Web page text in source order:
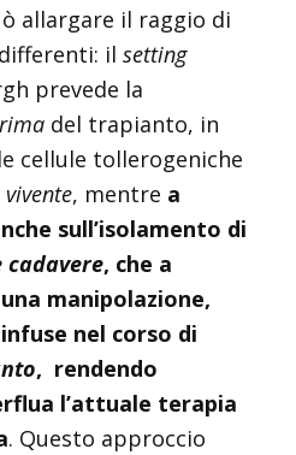
allargare il raggio di
il setting
prevede la
del trapianto, in
cellule tollerogeniche
, mentre a
sull’isolamento di
, che a
manipolazione,
nel corso di
, rendendo
l’attuale terapia
. Questo approccio